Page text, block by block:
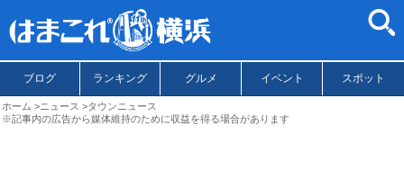
ブログ ランキング グルメ イベント スポット
ホーム ニュース
タウンニュース
※記事内の広告から媒体維持のために収益を得る場合があります